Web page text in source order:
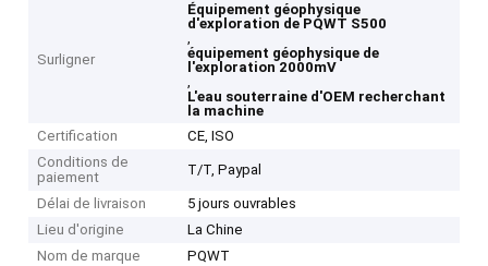
Surligner
Équipement géophysique
d'exploration de PQWT S500
,
équipement géophysique de
l'exploration 2000mV
,
L'eau souterraine d'OEM recherchant
la machine
Certification
CE, ISO
Conditions de
paiement
T/T, Paypal
Délai de livraison
5 jours ouvrables
Lieu d'origine
La Chine
Nom de marque
PQWT